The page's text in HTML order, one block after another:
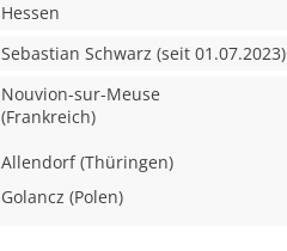
Hessen
Sebastian Schwarz (seit 01.07.2023)
Nouvion-sur-Meuse
(Frankreich)
Allendorf (Thüringen)
Golancz (Polen)